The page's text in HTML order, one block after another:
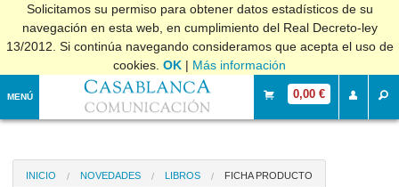
Solicitamos su permiso para obtener datos estadísticos de su
navegación en esta web, en cumplimiento del Real Decreto-ley
13/2012. Si continúa navegando consideramos que acepta el uso de
cookies. OK | Más información
MENÚ 0,00 €
INICIO NOVEDADES LIBROS FICHA PRODUCTO